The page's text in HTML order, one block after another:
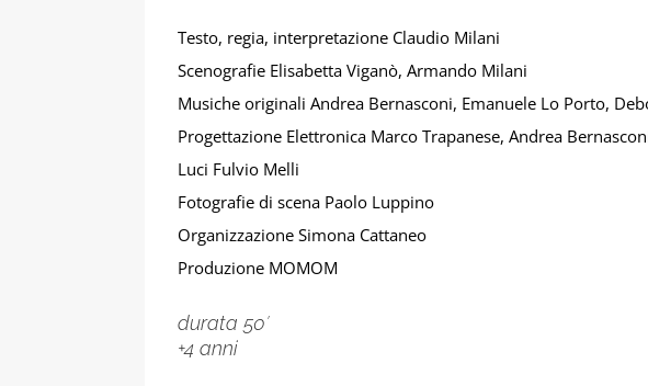
Testo, regia, interpretazione Claudio Milani
Scenografie Elisabetta Viganò, Armando Milani
Musiche originali Andrea Bernasconi, Emanuele Lo Porto,
Progettazione Elettronica Marco Trapanese, Andrea
Luci Fulvio Melli
Fotografie di scena Paolo Luppino
Organizzazione Simona Cattaneo
Produzione MOMOM
durata 50′
+4 anni